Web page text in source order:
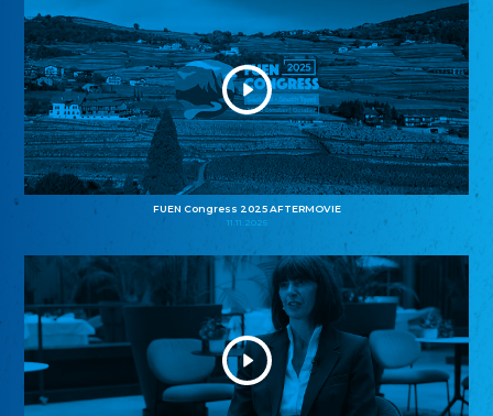
FUEN Congress 2025 AFTERMOVIE
11.11.2025